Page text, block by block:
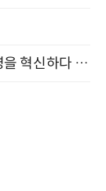
[올쇼TV] AI 인프라를 관측하고, AI로 운영을 혁신하다 (8월 11일 생방송)